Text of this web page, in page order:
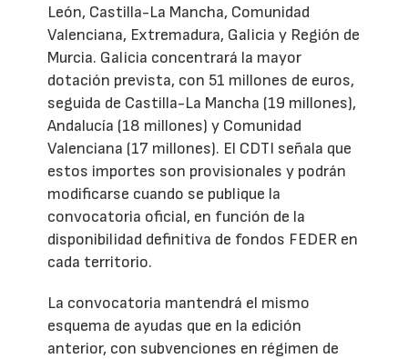
León, Castilla-La Mancha, Comunidad
Valenciana, Extremadura, Galicia y Región de
Murcia. Galicia concentrará la mayor
dotación prevista, con 51 millones de euros,
seguida de Castilla-La Mancha (19 millones),
Andalucía (18 millones) y Comunidad
Valenciana (17 millones). El CDTI señala que
estos importes son provisionales y podrán
modificarse cuando se publique la
convocatoria oficial, en función de la
disponibilidad definitiva de fondos FEDER en
cada territorio.
La convocatoria mantendrá el mismo
esquema de ayudas que en la edición
anterior, con subvenciones en régimen de